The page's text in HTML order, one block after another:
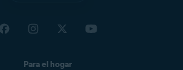
Para el hogar